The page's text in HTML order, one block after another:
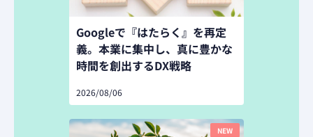
Googleで『はたらく』を再定
義。本業に集中し、真に豊かな
時間を創出するDX戦略
2026/08/06
NEW